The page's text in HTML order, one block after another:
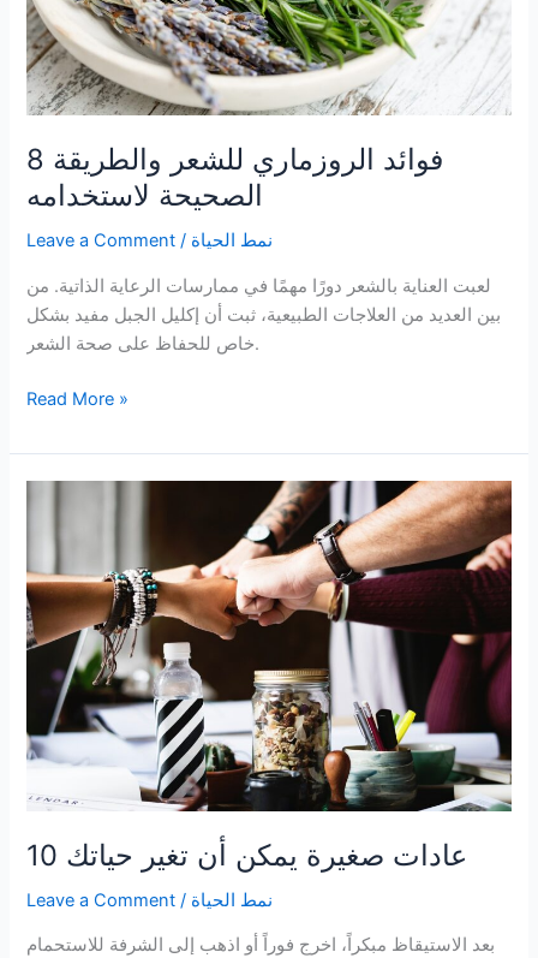
8 فوائد الروزماري للشعر والطريقة
الصحيحة لاستخدامه
Leave a Comment / نمط الحياة
لعبت العناية بالشعر دورًا مهمًا في ممارسات الرعاية الذاتية. من
بين العديد من العلاجات الطبيعية، ثبت أن إكليل الجبل مفيد بشكل
خاص للحفاظ على صحة الشعر.
8
الروزماري
للشعر
لاستخدامه
Read More »
10 عادات صغيرة يمكن أن تغير حياتك
Leave a Comment / نمط الحياة
بعد الاستيقاظ مبكراً، اخرج فوراً أو اذهب إلى الشرفة للاستحمام